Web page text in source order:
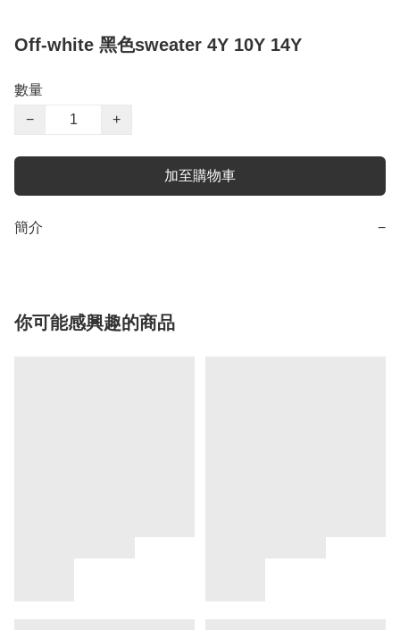
Off-white 黑色sweater 4Y 10Y 14Y
數量
−
+
加至購物車
簡介 −
你可能感興趣的商品